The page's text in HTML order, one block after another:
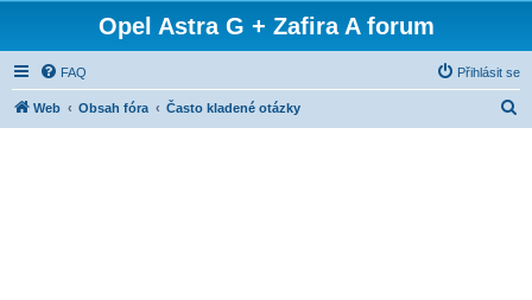
Opel Astra G + Zafira A forum
FAQ Přihlásit se
Web Obsah fóra Často kladené otázky